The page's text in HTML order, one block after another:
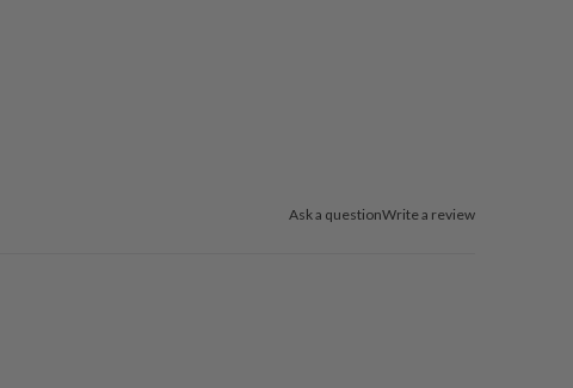
Ask a questionWrite a review